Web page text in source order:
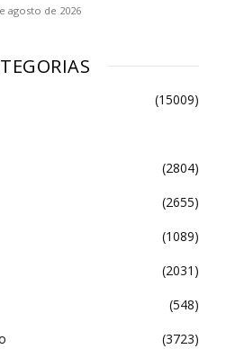
agosto de 2026
(15009)
(2804)
(2655)
(1089)
(2031)
(548)
(3723)